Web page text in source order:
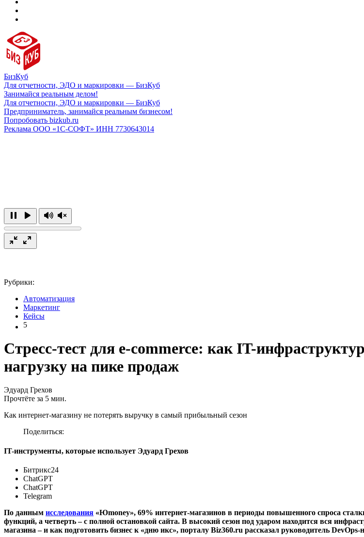
БизКуб
Для отчетности, ЭДО и маркировки — БизКуб
Занимайся реальным делом!
Для отчетности, ЭДО и маркировки — БизКуб
Предприниматель, занимайся реальным бизнесом!
Попробовать bizkub.ru
Реклама ООО «1С-СОФТ» ИНН 7730643014
Рубрики:
Автоматизация
Маркетинг
Кейсы
5
Стресс-тест для e-commerce: как IT-
нагрузку на пике продаж
Эдуард Грехов
Прочтёте за 5 мин.
Как интернет-магазину не потерять выручку в самый прибыльный сезон
Поделиться:
IT-инструменты, которые использует Эдуард Грехов
Битрикс24
ChatGPT
ChatGPT
Telegram
По данным исследования «Юmoney», 69% интернет-магазинов в периоды повышенного спроса
функций, а четверть – с полной остановкой сайта. В высокий сезон под ударом находится вся
магазина – и как подготовить бизнес к «дню икс», порталу Biz360.ru рассказал руководитель